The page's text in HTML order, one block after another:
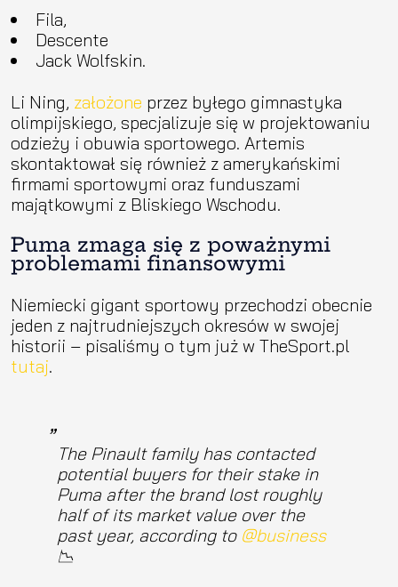
Fila,
Descente
Jack Wolfskin.
Li Ning, założone przez byłego gimnastyka
olimpijskiego, specjalizuje się w projektowaniu
odzieży i obuwia sportowego. Artemis
skontaktował się również z amerykańskimi
firmami sportowymi oraz funduszami
majątkowymi z Bliskiego Wschodu.
Puma zmaga się z poważnymi
problemami finansowymi
Niemiecki gigant sportowy przechodzi obecnie
jeden z najtrudniejszych okresów w swojej
historii – pisaliśmy o tym już w TheSport.pl
tutaj.
The Pinault family has contacted
potential buyers for their stake in
Puma after the brand lost roughly
half of its market value over the
past year, according to @business
📉